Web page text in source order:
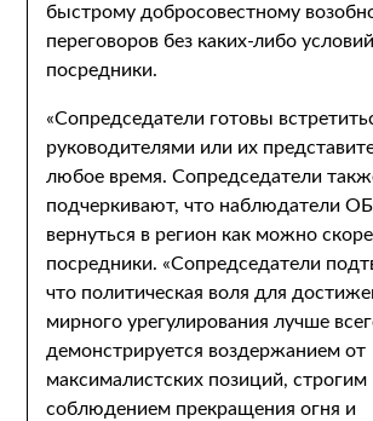
быстрому добросовестному
переговоров без каких-либо
посредники.
«Сопредседатели готовы
руководителями или их
любое время. Сопредседатели
подчеркивают, что наблюдатели
вернуться в регион как можно
посредники. «Сопредседатели
что политическая воля для
мирного урегулирования лучше
демонстрируется воздержанием от
максималистских позиций, строгим
соблюдением прекращения огня и